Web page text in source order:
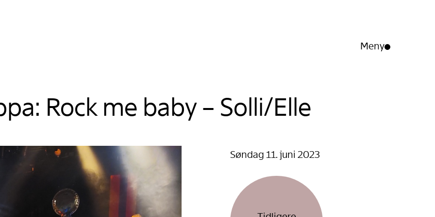
Meny
Åpne/lukk
Rock me baby – Solli/Elle
Søndag 11. juni 2023